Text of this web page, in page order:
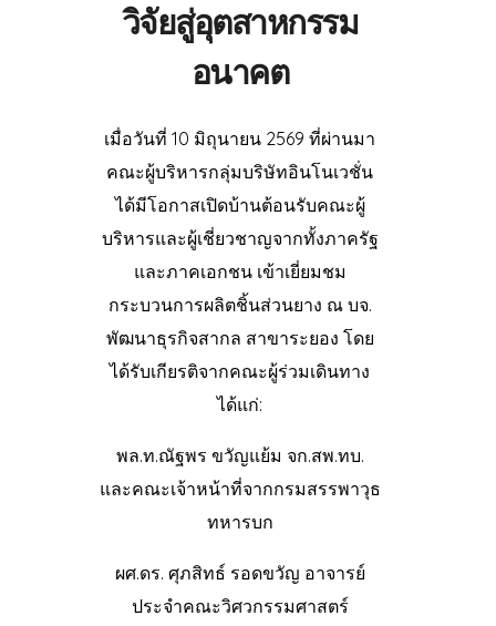
วิจัยสู่อุตสาหกรรม
อนาคต
เมื่อวันที่ 10 มิถุนายน 2569 ที่ผ่านมา
คณะผู้บริหารกลุ่มบริษัทอินโนเวชั่น
ได้มีโอกาสเปิดบ้านต้อนรับคณะผู้
บริหารและผู้เชี่ยวชาญจากทั้งภาครัฐ
และภาคเอกชน เข้าเยี่ยมชม
กระบวนการผลิตชิ้นส่วนยาง ณ บจ.
พัฒนาธุรกิจสากล สาขาระยอง โดย
ได้รับเกียรติจากคณะผู้ร่วมเดินทาง
ได้แก่:
พล.ท.ณัฐพร ขวัญแย้ม จก.สพ.ทบ.
และคณะเจ้าหน้าที่จากกรมสรรพาวุธ
ทหารบก
ผศ.ดร. ศุภสิทธ์ รอดขวัญ อาจารย์
ประจำคณะวิศวกรรมศาสตร์